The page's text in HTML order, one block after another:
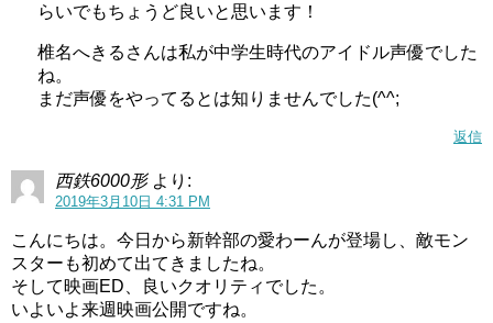
らいでもちょうど良いと思います！
椎名へきるさんは私が中学生時代のアイドル声優でした
ね。
まだ声優をやってるとは知りませんでした(^^;
返信
西鉄6000形 より:
2019年3月10日 4:31 PM
こんにちは。今日から新幹部の愛わーんが登場し、敵モン
スターも初めて出てきましたね。
そして映画ED、良いクオリティでした。
いよいよ来週映画公開ですね。